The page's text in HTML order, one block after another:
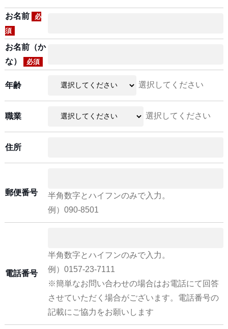
お名前
必
須
お名前（か
な）
必須
年齢 選択してください
職業 選択してください
住所
郵便番号
半角数字とハイフンのみで入力。
例）090-8501
電話番号
半角数字とハイフンのみで入力。
例）0157-23-7111
※簡単なお問い合わせの場合はお電話にて回答
させていただく場合がございます。電話番号の
記載にご協力をお願いします